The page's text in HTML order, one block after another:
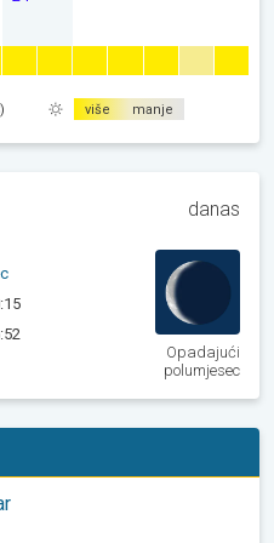
više manje
danas
Opadajući
polumjesec